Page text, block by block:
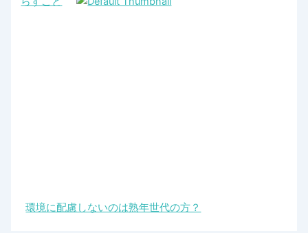
環境に配慮しないのは熟年世代の方？